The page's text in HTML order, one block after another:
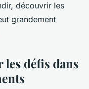
découvrir les
grandement
défis dans